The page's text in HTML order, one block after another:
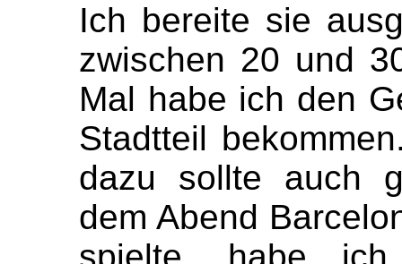
Ich bereite sie
zwischen 20 und
Mal habe ich den
Stadtteil
dazu sollte auch
dem Abend